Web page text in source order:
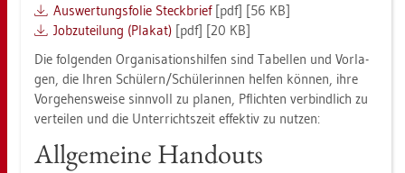
Aus­wer­tungs­fo­lie Steck­brief[pdf] [56 KB]
Job­zu­tei­lung (Pla­kat) [pdf] [20 KB]
Die fol­gen­den Or­ga­ni­sa­ti­ons­hil­fen sind Ta­bel­len und Vor­la­
gen, die Ihren Schü­lern/Schü­le­rin­nen hel­fen kön­nen, ihre
Vor­ge­hens­wei­se sinn­voll zu pla­nen, Pflich­ten ver­bind­lich zu
ver­tei­len und die Un­ter­richts­zeit ef­fek­tiv zu nut­zen:
All­ge­mei­ne Han­douts